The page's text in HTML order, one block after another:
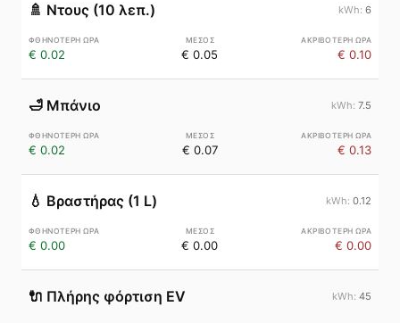
🚿 Ντους (10 λεπ.) 6
€ 0.02 € 0.05 € 0.10
🛁 Μπάνιο 7.5
€ 0.02 € 0.07 € 0.13
💧 Βραστήρας (1 L) 0.12
€ 0.00 € 0.00 € 0.00
🔌 Πλήρης φόρτιση EV 45